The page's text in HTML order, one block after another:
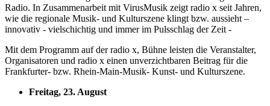
Radio. In Zusammenarbeit mit VirusMusik zeigt radio x seit Jahren,
wie die regionale Musik- und Kulturszene klingt bzw. aussieht –
innovativ - vielschichtig und immer im Pulsschlag der Zeit -
Mit dem Programm auf der radio x, Bühne leisten die Veranstalter,
Organisatoren und radio x einen unverzichtbaren Beitrag für die
Frankfurter- bzw. Rhein-Main-Musik- Kunst- und Kulturszene.
Freitag, 23. August